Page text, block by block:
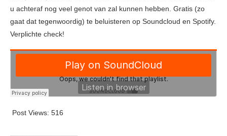
u achteraf nog veel genot van zal kunnen hebben. Gratis (zo
gaat dat tegenwoordig) te beluisteren op Soundcloud en Spotify.
Verplichte check!
Post Views: 516